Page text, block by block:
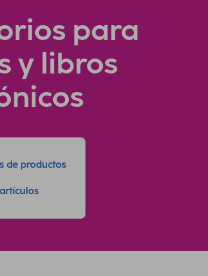
para
y libros
de productos